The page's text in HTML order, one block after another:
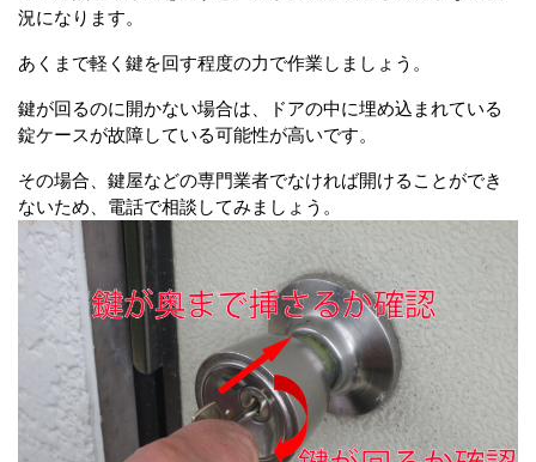
況になります。
あくまで軽く鍵を回す程度の力で作業しましょう。
鍵が回るのに開かない場合は、ドアの中に埋め込まれている
錠ケースが故障している可能性が高いです。
その場合、鍵屋などの専門業者でなければ開けることができ
ないため、電話で相談してみましょう。